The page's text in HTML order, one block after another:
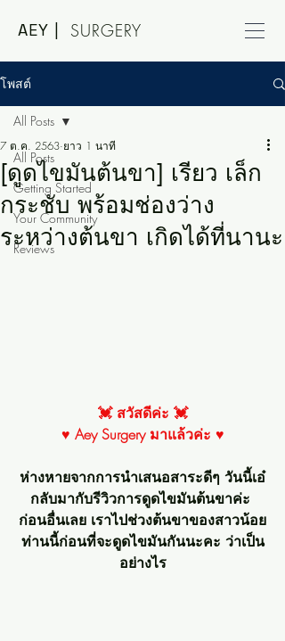
SURGERY
AEY |
โพสต์
All Posts
Getting Started
Your Community
Reviews
All Posts
[ดูดไขมันต้นขา] เรียว เล็ก
กระชับ พร้อมช่องว่าง
ระหว่างต้นขา เกิดได้ที่นานะ
7 ต.ค. 2563 ยาว 1 นาที
💓 สวัสดีค่ะ 💓
♥ Aey Surgery มาแล้วค่ะ ♥
ห่างหายจากการนำเสนอสาระดีๆ วันนี้เอ๋
กลับมากับรีวิวการดูดไขมันต้นขาค่ะ
ก่อนอื่นเลย เราไปช่วงต้นขาของสาวน้อย
ท่านนี้ก่อนที่จะดูดไขมันกันนะคะ ว่าเป็น
อย่างไร